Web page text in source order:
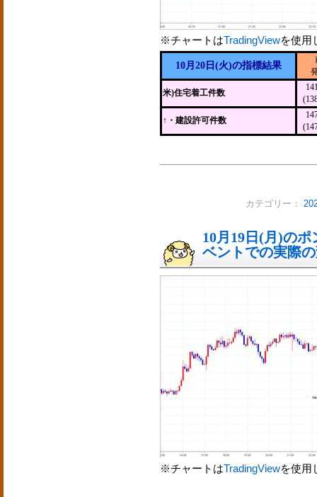
※チャートはTradingViewを使用
10月20日(火)の指標結果
米)住宅着工件数
↑・建設許可件数
カテゴリー：
10月19日(月)の
ベントでの実際
※チャートはTradingViewを使用